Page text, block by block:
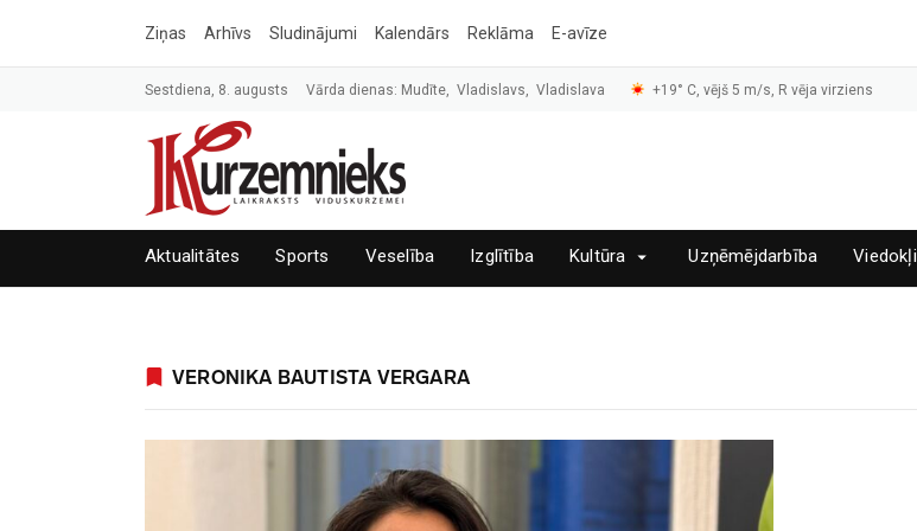
Ziņas Arhīvs Sludinājumi Kalendārs Reklāma E-avīze
Sestdiena, 8. augusts Vārda dienas: Mudīte, Vladislavs, Vladislava +19° C, vējš 5 m/s, R vēja virziens
Aktualitātes Sports Veselība Izglītība Kultūra Uzņēmējdarbība Viedokļi
VERONIKA BAUTISTA VERGARA